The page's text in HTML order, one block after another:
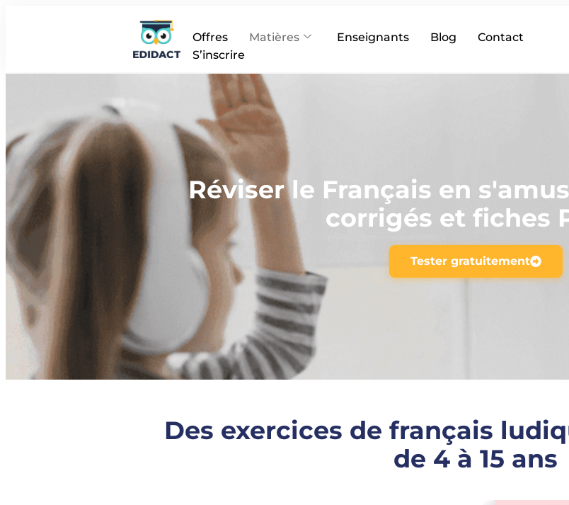
Offres Matières Enseignants Blog
Contact
S’inscrire
Réviser le Français en
corrigés et fiches
Tester gratuitement
Des exercices de français
de 4 à 15 ans